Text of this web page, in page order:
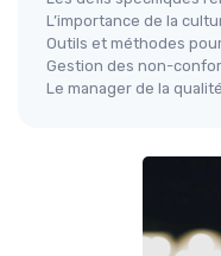
L’importance de la
Outils et méthodes
Gestion des non-
Le manager de la